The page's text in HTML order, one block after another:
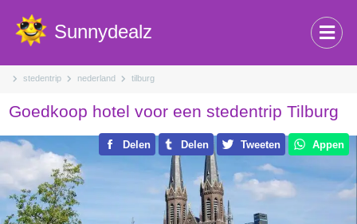
stedentrip nederland tilburg
Sunnydealz
Goedkoop hotel voor een stedentrip Tilburg
Delen Delen Tweeten Appen